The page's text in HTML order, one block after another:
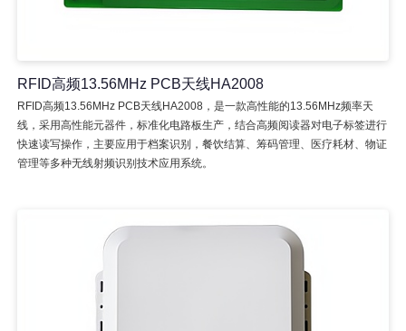
RFID高频13.56MHz PCB天线HA2008
RFID高频13.56MHz PCB天线HA2008，是一款高性能的13.56MHz频率天
线，采用高性能元器件，标准化电路板生产，结合高频阅读器对电子标签进行
快速读写操作，主要应用于档案识别，餐饮结算、筹码管理、医疗耗材、物证
管理等多种无线射频识别技术应用系统。